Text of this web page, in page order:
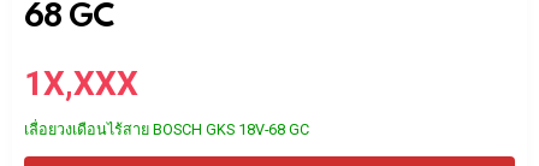
68 GC
1X,XXX
เลื่อยวงเดือนไร้สาย BOSCH GKS 18V-68 GC